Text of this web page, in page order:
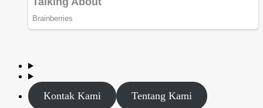
Kontak Kami Tentang Kami